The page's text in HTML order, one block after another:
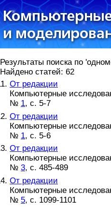
Результаты поиска по
Найдено статей: 62
От редакции
Компьютерные
№ 1, с. 5-7
От редакции
Компьютерные
№ 1, с. 5-6
От редакции
Компьютерные
№ 3, с. 485-489
От редакции
Компьютерные
№ 5, с. 1099-1101